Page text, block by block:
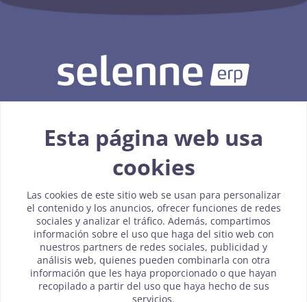
926 093 015
Política de cookies
Aviso Legal
Política de privacidad
Esta página web usa
cookies
Las cookies de este sitio web se usan para personalizar
el contenido y los anuncios, ofrecer funciones de redes
sociales y analizar el tráfico. Además, compartimos
información sobre el uso que haga del sitio web con
nuestros partners de redes sociales, publicidad y
análisis web, quienes pueden combinarla con otra
información que les haya proporcionado o que hayan
recopilado a partir del uso que haya hecho de sus
servicios.